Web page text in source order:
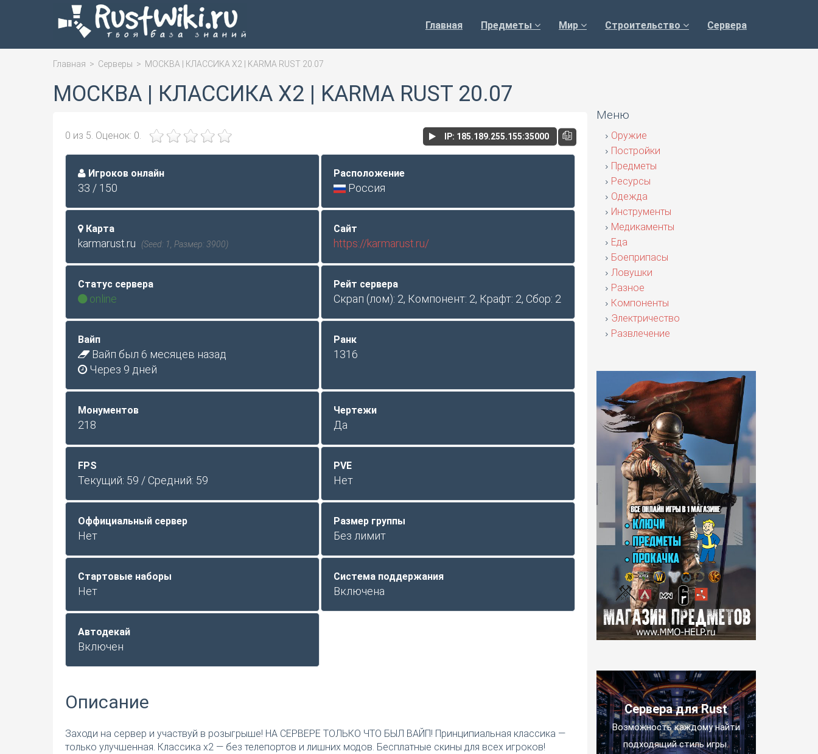
Главная Предметы Мир Строительство Сервера
Главная > Серверы > МОСКВА | КЛАССИКА X2 | KARMA RUST 20.07
МОСКВА | КЛАССИКА X2 | KARMA RUST 20.07
0 из 5. Оценок: 0. IP: 185.189.255.155:35000
Игроков онлайн
33 / 150
Расположение
Россия
Карта
karmarust.ru (Seed: 1, Размер: 3900)
Сайт
https://karmarust.ru/
Статус сервера
online
Рейт сервера
Скрап (лом): 2, Компонент: 2, Крафт: 2, Сбор: 2
Вайп
Вайп был 6 месяцев назад
Через 9 дней
Ранк
1316
Монументов
218
Чертежи
Да
FPS
Текущий: 59 / Средний: 59
PVE
Нет
Оффициальный сервер
Нет
Размер группы
Без лимит
Стартовые наборы
Нет
Система поддержания
Включена
Автодекай
Включен
Описание
Заходи на сервер и участвуй в розыгрыше! НА СЕРВЕРЕ ТОЛЬКО ЧТО БЫЛ ВАЙП! Принципиальная классика —
только улучшенная. Классика x2 — без телепортов и лишних модов. Бесплатные скины для всех игроков!
Меню
Оружие
Постройки
Предметы
Ресурсы
Одежда
Инструменты
Медикаменты
Еда
Боеприпасы
Ловушки
Разное
Компоненты
Электричество
Развлечение
Сервера для Rust
Возможность каждому найти
подходящий стиль игры.